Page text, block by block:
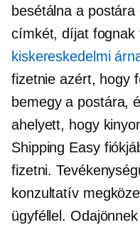
besétálna a
címkét, díjat
kiskereskedelmi
fizetnie azért, hogy
bemegy a postára,
ahelyett, hogy
Shipping Easy
fizetni.
konzultatív
ügyféllel.